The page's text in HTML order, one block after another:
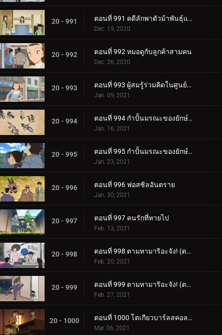
20 - 991 ตอนที่ 991 คดีลักพาตัวม้าพันธุ์แท้ (ตอนจบ)
Dec. 19, 2020
20 - 992 ตอนที่ 992 หมอดูกับลูกค้าสามคน
Dec. 26, 2020
20 - 993 ตอนที่ 993 ผู้สมรู้ร่วมคิดในศูนย์อาหาร
Jan. 09, 2021
20 - 994 ตอนที่ 994 กำปั้นมรณะของยักษ์ทารอส (ตอนแรก)
Jan. 16, 2021
20 - 995 ตอนที่ 995 กำปั้นมรณะของยักษ์ทารอส (ตอนจบ)
Jan. 23, 2021
20 - 996 ตอนที่ 996 ฟอสซิลอันตราย
Jan. 30, 2021
20 - 997 ตอนที่ 997 คนรักที่หายไป
Feb. 13, 2021
20 - 998 ตอนที่ 998 ตามหามาริอะจัง! (ตอนแรก)
Feb. 20, 2021
20 - 999 ตอนที่ 999 ตามหามาริอะจัง! (ตอนจบ)
Feb. 27, 2021
20 - 1000 ตอนที่ 1000 โตเกียวบาร์ลสคอลเลกชัน
Mar. 06, 2021